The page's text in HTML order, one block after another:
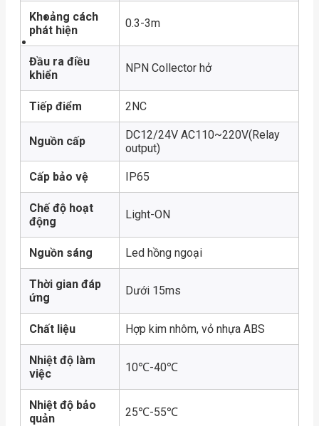
Khoảng cách
phát hiện
0.3-3m
Đầu ra điều
khiển
NPN Collector hở
Tiếp điểm 2NC
Nguồn cấp
DC12/24V AC110~220V(Relay
output)
Cấp bảo vệ IP65
Chế độ hoạt
động
Light-ON
Nguồn sáng Led hồng ngoại
Thời gian đáp
ứng
Dưới 15ms
Chất liệu Hợp kim nhôm, vỏ nhựa ABS
Nhiệt độ làm
việc
10℃-40℃
Nhiệt độ bảo
quản
25℃-55℃